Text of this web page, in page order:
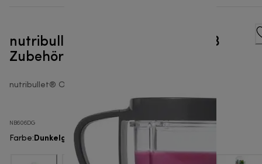
nutribullet® Original 600W mit 3
Zubehörteilen - Mixer
nutribullet® Original 600
NB606DG
Farbe:Dunkelgrau